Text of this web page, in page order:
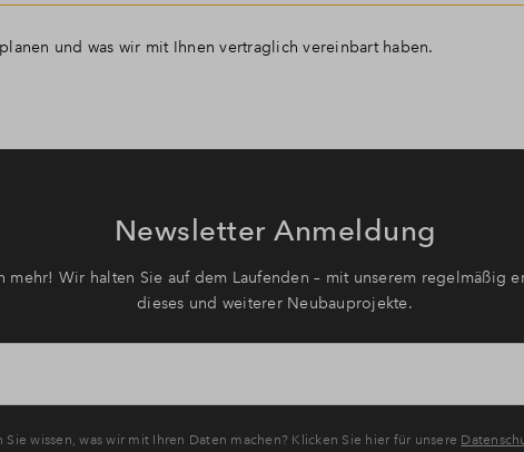
und was wir mit Ihnen vertraglich vereinbart haben.
Newsletter Anmeldung
Wir halten Sie auf dem Laufenden – mit unserem regelmäßig
dieses und weiterer Neubauprojekte.
Sie wissen, was wir mit Ihren Daten machen? Klicken Sie hier für unsere